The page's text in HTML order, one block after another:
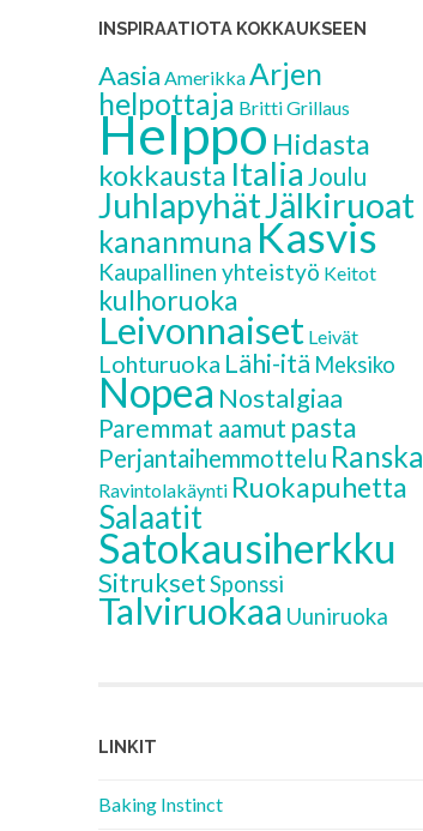
INSPIRAATIOTA KOKKAUKSEEN
Aasia AmerikkaArjen
helpottaja BrittiGrillaus
HelppoHidasta
kokkausta Italia Joulu
JuhlapyhätJälkiruoat
kananmuna Kasvis
Kaupallinen yhteistyö Keitot
kulhoruoka
Leivonnaiset Leivät
Lohturuoka Lähi-itä Meksiko
Nopea Nostalgiaa
Paremmat aamut pasta
Perjantaihemmottelu Ranska
Ravintolakäynti Ruokapuhetta
Salaatit
Satokausiherkku
SitruksetSponssi
Talviruokaa Uuniruoka
LINKIT
Baking Instinct